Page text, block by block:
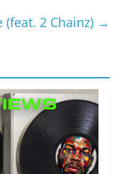
(feat. 2 Chainz) →